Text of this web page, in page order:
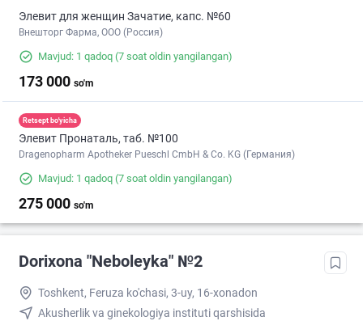
Элевит для женщин Зачатие, капс. №60
Внешторг Фарма, ООО (Россия)
Mavjud: 1 qadoq (7 soat oldin yangilangan)
173 000 so'm
Retsept bo'yicha
Элевит Пронаталь, таб. №100
Dragenopharm Apotheker Pueschl CmbH & Co. KG (Германия)
Mavjud: 1 qadoq (7 soat oldin yangilangan)
275 000 so'm
Dorixona "Neboleyka" №2
Toshkent, Feruza ko'chasi, 3-uy, 16-xonadon
Akusherlik va ginekologiya instituti qarshisida